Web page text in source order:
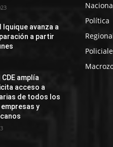
I Iquique avanza a
a partir
CDE amplía
acceso a
de todos los
y
Política